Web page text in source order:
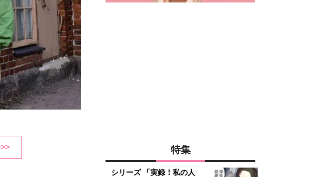
>> 特集
シリーズ 「実録！私の人